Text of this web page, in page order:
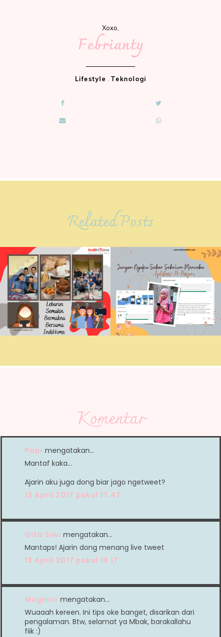
Xoxo,
Febrianty
Lifestyle Teknologi
Related Posts
Komentar
Papi mengatakan…
Mantaf kaka...
Ajarin aku juga dong biar jago ngetweet?
13 April 2017 pukul 17.47
Gita Siwi mengatakan…
Mantaps! Ajarin dong menang live tweet
13 April 2017 pukul 19.17
Mugniar mengatakan…
Wuaaah kereen. Ini tips oke banget, disarikan dari
pengalaman. Btw, selamat ya Mbak, barakallahu
fiik :)